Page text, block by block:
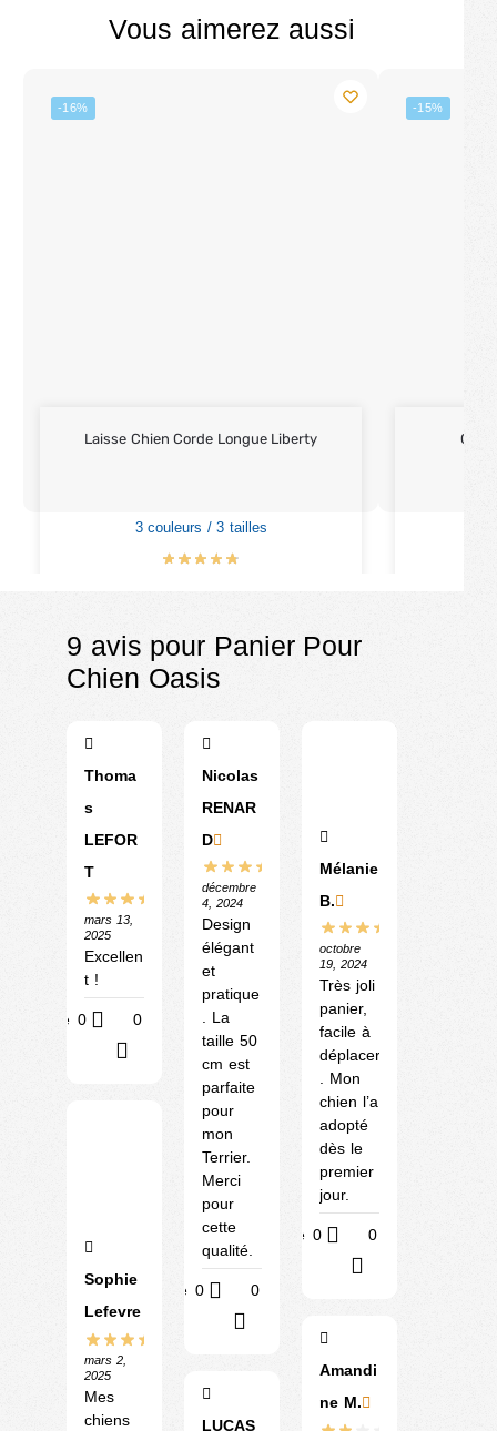
Vous aimerez aussi
-16%
Laisse Chien Corde Longue Liberty
3 couleurs / 3 tailles
-15%
9 avis pour Panier Pour
Chien Oasis
Thoma
s
LEFOR
T
mars 13,
2025
Excellen
t !
Utile 0 0
Sophie
Lefevre
mars 2,
2025
Mes
chiens
Nicolas
RENAR
D
décembre
4, 2024
Design
élégant
et
pratique
. La
taille 50
cm est
parfaite
pour
mon
Terrier.
Merci
pour
cette
qualité.
Utile 0 0
LUCAS
Mélanie
B.
octobre
19, 2024
Très joli
panier,
facile à
déplacer
. Mon
chien l’a
adopté
dès le
premier
jour.
Utile 0 0
Amandi
ne M.